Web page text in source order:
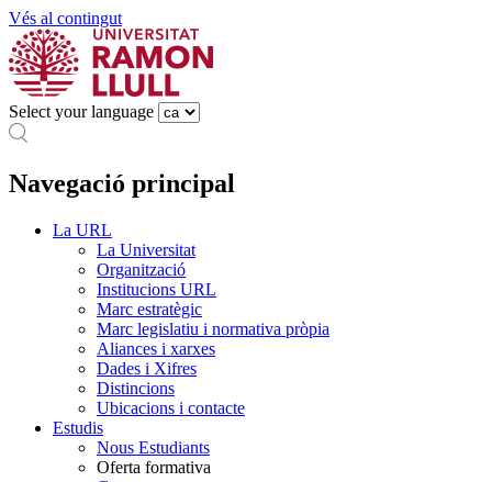
Vés al contingut
Select your language
Navegació principal
La URL
La Universitat
Organització
Institucions URL
Marc estratègic
Marc legislatiu i normativa pròpia
Aliances i xarxes
Dades i Xifres
Distincions
Ubicacions i contacte
Estudis
Nous Estudiants
Oferta formativa